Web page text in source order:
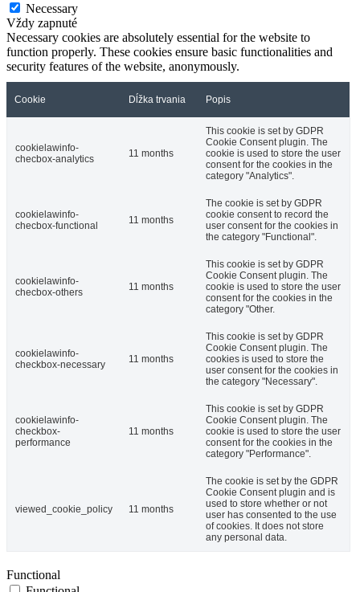
Necessary
Vždy zapnuté
Necessary cookies are absolutely essential for the website to
function properly. These cookies ensure basic functionalities and
security features of the website, anonymously.
Cookie Dĺžka trvania Popis
cookielawinfo-
checbox-analytics
11 months
This cookie is set by GDPR
Cookie Consent plugin. The
cookie is used to store the user
consent for the cookies in the
category "Analytics".
cookielawinfo-
checbox-functional
11 months
The cookie is set by GDPR
cookie consent to record the
user consent for the cookies in
the category "Functional".
cookielawinfo-
checbox-others
11 months
This cookie is set by GDPR
Cookie Consent plugin. The
cookie is used to store the user
consent for the cookies in the
category "Other.
cookielawinfo-
checkbox-necessary
11 months
This cookie is set by GDPR
Cookie Consent plugin. The
cookies is used to store the
user consent for the cookies in
the category "Necessary".
cookielawinfo-
checkbox-
performance
11 months
This cookie is set by GDPR
Cookie Consent plugin. The
cookie is used to store the user
consent for the cookies in the
category "Performance".
viewed_cookie_policy 11 months
The cookie is set by the GDPR
Cookie Consent plugin and is
used to store whether or not
user has consented to the use
of cookies. It does not store
any personal data.
Functional